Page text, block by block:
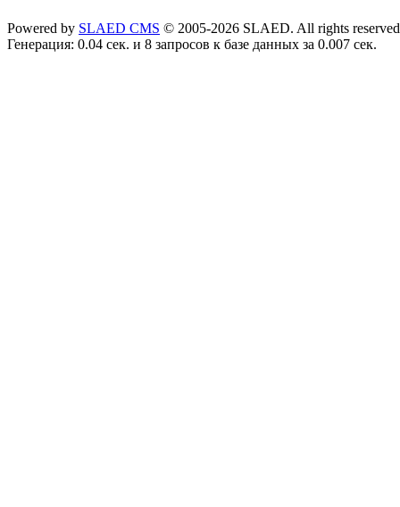
Powered by SLAED CMS © 2005-2026 SLAED. All rights
Генерация: 0.04 сек. и 8 запросов к базе данных за 0.007 сек.